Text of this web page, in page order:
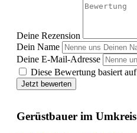
Deine Rezension
Dein Name
Deine E-Mail-Adresse
Diese Bewertung basiert
Jetzt bewerten
Gerüstbauer im